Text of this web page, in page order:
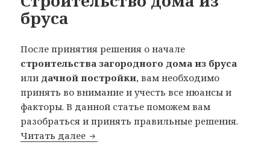
бруса
После принятия решения о начале
строительства загородного дома из бруса
или дачной постройки, вам необходимо
принять во внимание и учесть все нюансы и
факторы. В данной статье поможем вам
разобраться и принять правильные решения.
Читать далее Строительство дома из бруса